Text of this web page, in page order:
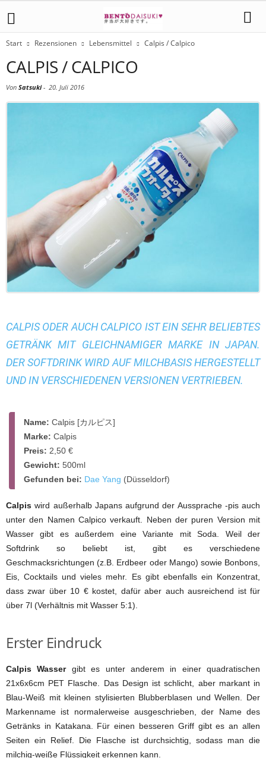
Start Rezensionen Lebensmittel Calpis / Calpico
CALPIS / CALPICO
Von Satsuki- 20. Juli 2016
CALPIS ODER AUCH CALPICO IST EIN SEHR BELIEBTES
GETRÄNK MIT GLEICHNAMIGER MARKE IN JAPAN.
DER SOFTDRINK WIRD AUF MILCHBASIS HERGESTELLT
UND IN VERSCHIEDENEN VERSIONEN VERTRIEBEN.
Name: Calpis [カルピス]
Marke: Calpis
Preis: 2,50 €
Gewicht: 500ml
Gefunden bei: Dae Yang (Düsseldorf)
Calpis wird außerhalb Japans aufgrund der Aussprache -pis auch
unter den Namen Calpico verkauft. Neben der puren Version mit
Wasser gibt es außerdem eine Variante mit Soda. Weil der
Softdrink so beliebt ist, gibt es verschiedene
Geschmacksrichtungen (z.B. Erdbeer oder Mango) sowie Bonbons,
Eis, Cocktails und vieles mehr. Es gibt ebenfalls ein Konzentrat,
dass zwar über 10 € kostet, dafür aber auch ausreichend ist für
über 7l (Verhältnis mit Wasser 5:1).
Erster Eindruck
Calpis Wassergibt es unter anderem in einer quadratischen
21x6x6cm PET Flasche. Das Design ist schlicht, aber markant in
Blau-Weiß mit kleinen stylisierten Blubberblasen und Wellen. Der
Markenname ist normalerweise ausgeschrieben, der Name des
Getränks in Katakana. Für einen besseren Griff gibt es an allen
Seiten ein Relief. Die Flasche ist durchsichtig, sodass man die
milchig-weiße Flüssigkeit erkennen kann.